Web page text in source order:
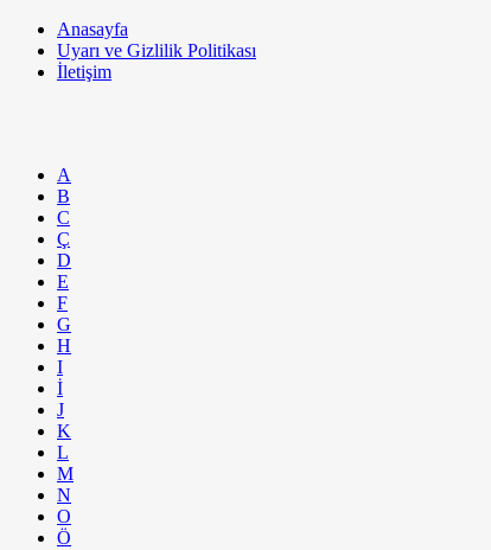
Anasayfa
Uyarı ve Gizlilik Politikası
İletişim
A
B
C
Ç
D
E
F
G
H
I
İ
J
K
L
M
N
O
Ö